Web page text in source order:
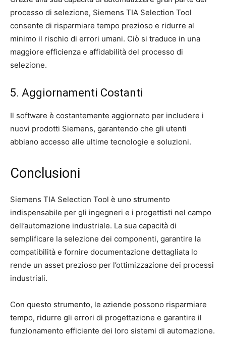
processo di selezione, Siemens TIA Selection Tool
consente di risparmiare tempo prezioso e ridurre al
minimo il rischio di errori umani. Ciò si traduce in una
maggiore efficienza e affidabilità del processo di
selezione.
5. Aggiornamenti Costanti
Il software è costantemente aggiornato per includere i
nuovi prodotti Siemens, garantendo che gli utenti
abbiano accesso alle ultime tecnologie e soluzioni.
Conclusioni
Siemens TIA Selection Tool è uno strumento
indispensabile per gli ingegneri e i progettisti nel campo
dell’automazione industriale. La sua capacità di
semplificare la selezione dei componenti, garantire la
compatibilità e fornire documentazione dettagliata lo
rende un asset prezioso per l’ottimizzazione dei processi
industriali.
Con questo strumento, le aziende possono risparmiare
tempo, ridurre gli errori di progettazione e garantire il
funzionamento efficiente dei loro sistemi di automazione.